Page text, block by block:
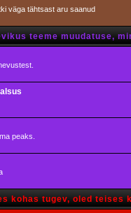
väga tähtsast aru saanud
teeme muudatuse,
peaks.
kohas tugev, oled teises